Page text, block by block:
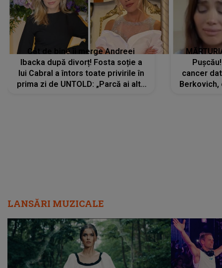
Cât de bine îi merge Andreei
Ibacka după divorț! Fosta soție a
lui Cabral a întors toate privirile în
prima zi de UNTOLD: „Parcă ai altă
cancer
Berkovich,
LANSĂRI MUZICALE